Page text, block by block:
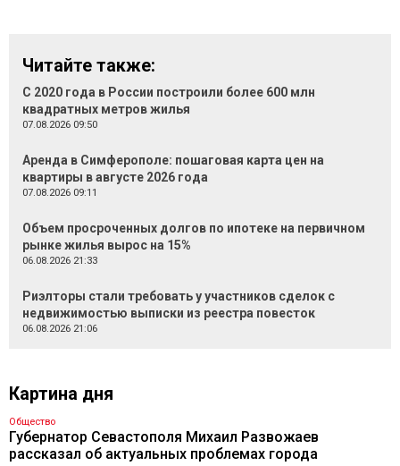
Читайте также:
С 2020 года в России построили более 600 млн
квадратных метров жилья
07.08.2026 09:50
Аренда в Симферополе: пошаговая карта цен на
квартиры в августе 2026 года
07.08.2026 09:11
Объем просроченных долгов по ипотеке на первичном
рынке жилья вырос на 15%
06.08.2026 21:33
Риэлторы стали требовать у участников сделок с
недвижимостью выписки из реестра повесток
06.08.2026 21:06
Картина дня
Общество
Губернатор Севастополя Михаил Развожаев
рассказал об актуальных проблемах города